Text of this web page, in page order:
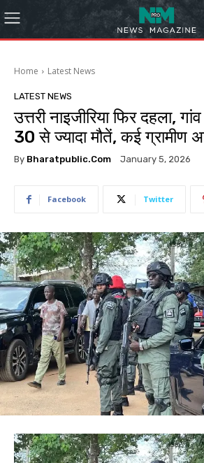
Home Latest News
LATEST NEWS
उत्तरी नाइजीरिया फिर दहला,
30 से ज्यादा मौतें, कई ग्रामीण
By Bharatpublic.com January 5, 2026
Facebook Twitter